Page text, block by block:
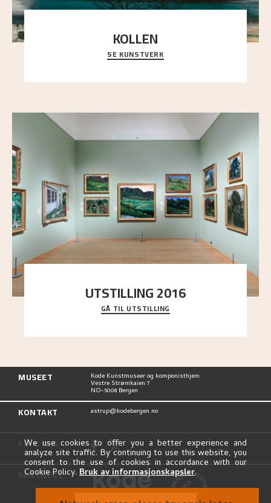
KOLLEN
Et ruvende fjell dominerer bildeflaten, og står i
sterk kontrast til det spinkle rognetreet ute
SE KUNSTVERK
UTSTILLING 2016
En komplett oversikt over Nikolai Astrups
utstillinger, fra debuten i 1900 og frem til i dag.
GÅ TIL UTSTILLING
MUSEET Kode Kunstmuseer og komponisthjem
Vestre Strømkaien 7
NO-5008 Bergen
KONTAKT astrup@kodebergen.no
FØLG OSS
PARTNERE
We use cookies to offer you a better experience and
analyze site traffic. By continuing to use this website, you
consent to the use of cookies in accordance with our
Cookie Policy. Bruk av informasjonskapsler.